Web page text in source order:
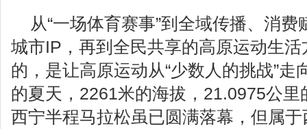
从“一场体育赛事”到全域传播、消
城市IP，再到全民共享的高原运动生
的，是让高原运动从“少数人的挑战”走
的夏天，2261米的海拔，21.0975公
西宁半程马拉松虽已圆满落幕，但属